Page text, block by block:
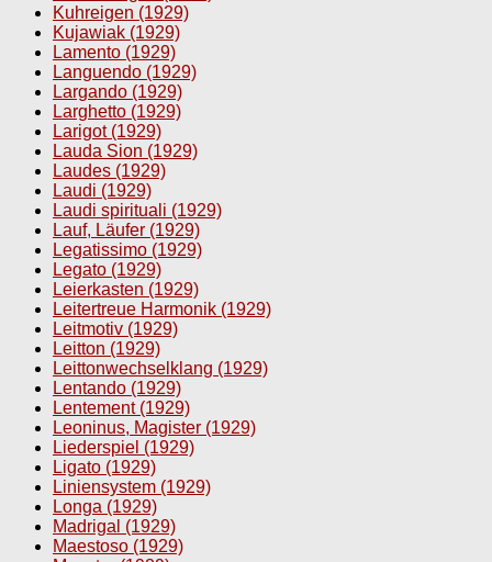
Kuhreigen (1929)
Kujawiak (1929)
Lamento (1929)
Languendo (1929)
Largando (1929)
Larghetto (1929)
Larigot (1929)
Lauda Sion (1929)
Laudes (1929)
Laudi (1929)
Laudi spirituali (1929)
Lauf, Läufer (1929)
Legatissimo (1929)
Legato (1929)
Leierkasten (1929)
Leitertreue Harmonik (1929)
Leitmotiv (1929)
Leitton (1929)
Leittonwechselklang (1929)
Lentando (1929)
Lentement (1929)
Leoninus, Magister (1929)
Liederspiel (1929)
Ligato (1929)
Liniensystem (1929)
Longa (1929)
Madrigal (1929)
Maestoso (1929)